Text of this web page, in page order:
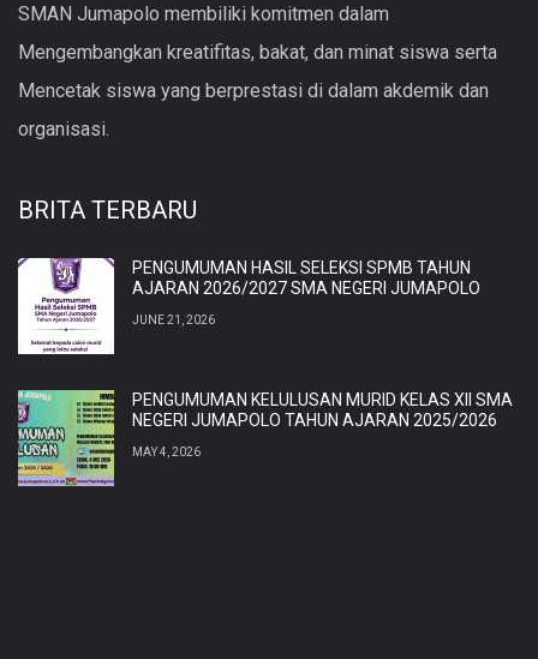
SMAN Jumapolo membiliki komitmen dalam
Mengembangkan kreatifitas, bakat, dan minat siswa serta
Mencetak siswa yang berprestasi di dalam akdemik dan
organisasi.
BRITA TERBARU
PENGUMUMAN HASIL SELEKSI SPMB TAHUN
AJARAN 2026/2027 SMA NEGERI JUMAPOLO
JUNE 21, 2026
PENGUMUMAN KELULUSAN MURID KELAS XII SMA
NEGERI JUMAPOLO TAHUN AJARAN 2025/2026
MAY 4, 2026